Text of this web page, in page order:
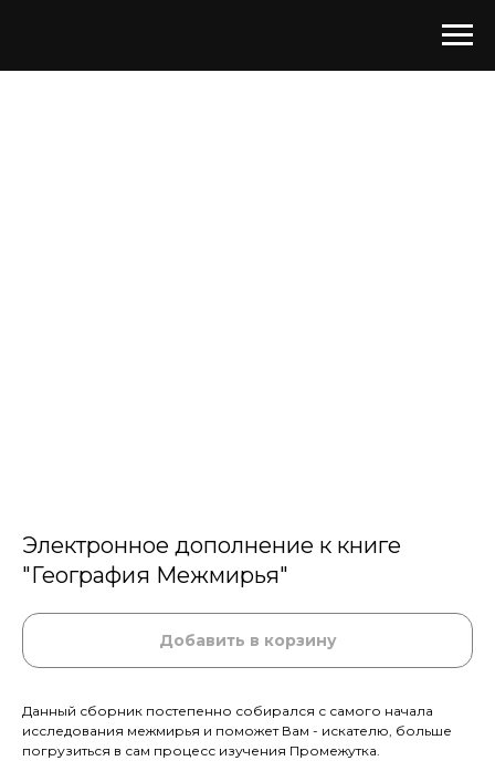
Электронное дополнение к книге
"География Межмирья"
Добавить в корзину
Данный сборник постепенно собирался с самого начала
исследования межмирья и поможет Вам - искателю, больше
погрузиться в сам процесс изучения Промежутка.